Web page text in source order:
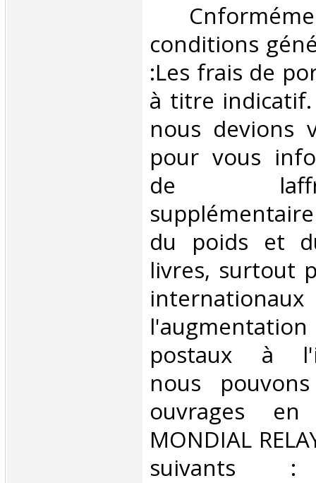
conditions
:Les frais de
à titre
nous devions
pour vous
de
du poids et
livres, surtout
internationaux
postaux à
nous
ouvrages
MONDIAL
suivants :